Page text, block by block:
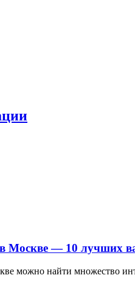
в Москве — 10 лучших
можно найти множество